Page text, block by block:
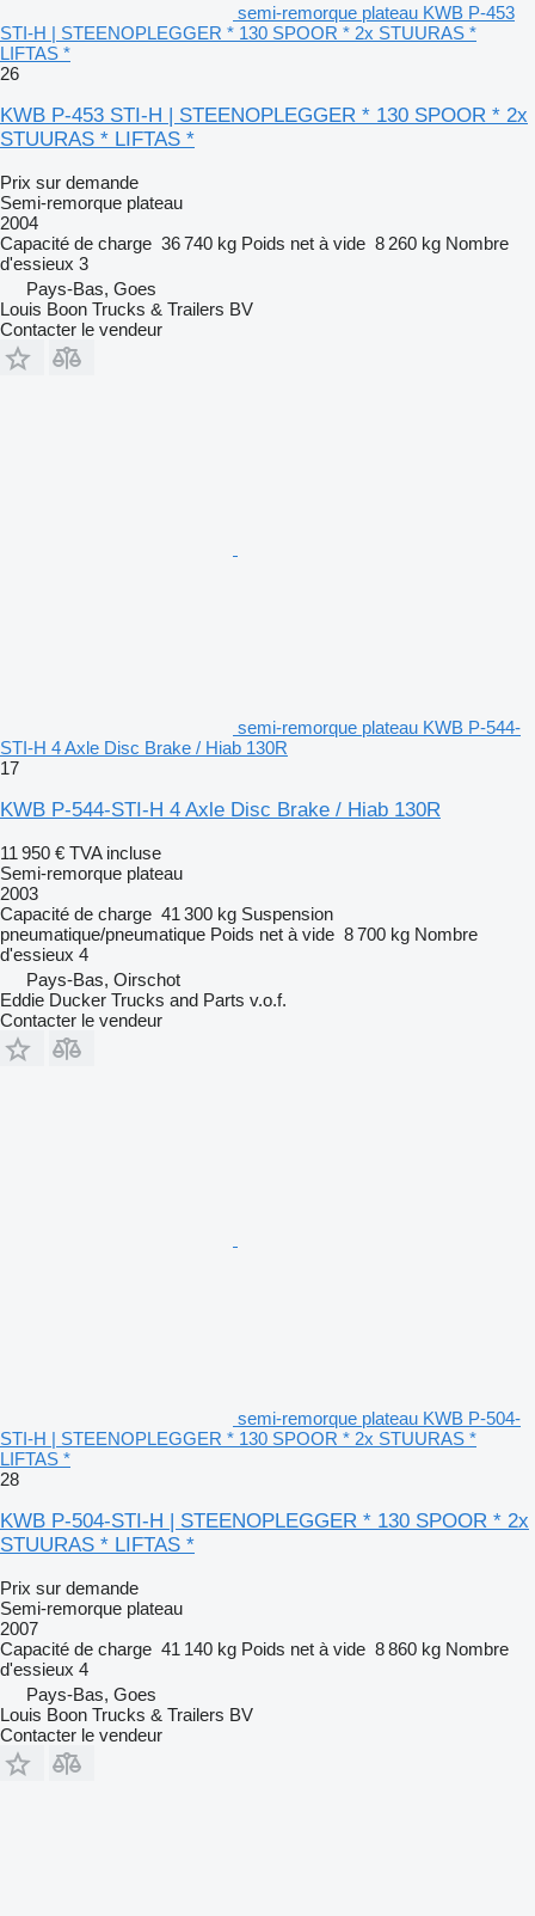
semi-remorque plateau KWB P-453
STI-H | STEENOPLEGGER * 130 SPOOR * 2x STUURAS *
LIFTAS *
26
KWB P-453 STI-H | STEENOPLEGGER * 130 SPOOR * 2x
STUURAS * LIFTAS *
Prix sur demande
Semi-remorque plateau
2004
Capacité de charge 36 740 kg Poids net à vide 8 260 kg Nombre
d'essieux 3
Pays-Bas, Goes
Louis Boon Trucks & Trailers BV
Contacter le vendeur
semi-remorque plateau KWB P-544-
STI-H 4 Axle Disc Brake / Hiab 130R
17
KWB P-544-STI-H 4 Axle Disc Brake / Hiab 130R
11 950 € TVA incluse
Semi-remorque plateau
2003
Capacité de charge 41 300 kg Suspension
pneumatique/pneumatique Poids net à vide 8 700 kg Nombre
d'essieux 4
Pays-Bas, Oirschot
Eddie Ducker Trucks and Parts v.o.f.
Contacter le vendeur
semi-remorque plateau KWB P-504-
STI-H | STEENOPLEGGER * 130 SPOOR * 2x STUURAS *
LIFTAS *
28
KWB P-504-STI-H | STEENOPLEGGER * 130 SPOOR * 2x
STUURAS * LIFTAS *
Prix sur demande
Semi-remorque plateau
2007
Capacité de charge 41 140 kg Poids net à vide 8 860 kg Nombre
d'essieux 4
Pays-Bas, Goes
Louis Boon Trucks & Trailers BV
Contacter le vendeur